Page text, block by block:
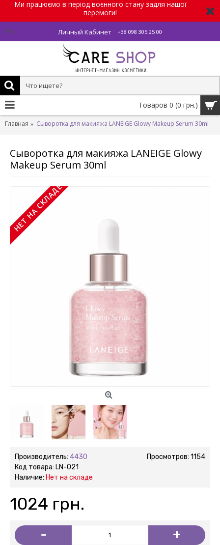
Ми працюємо в період воєнного стану задля нашої
перемоги!
Рус Личный Кабинет +38 098 305 25 00
Товаров 0 (0 грн.)
Главная Сыворотка для макияжа LANEIGE Glowy Makeup Serum 30ml
Сыворотка для макияжа LANEIGE Glowy
Makeup Serum 30ml
НЕТ НА СКЛАДЕ
Просмотров: 1154
Производитель: 4430
Код товара: LN-021
Наличие: Нет на складе
1024 грн.
- +